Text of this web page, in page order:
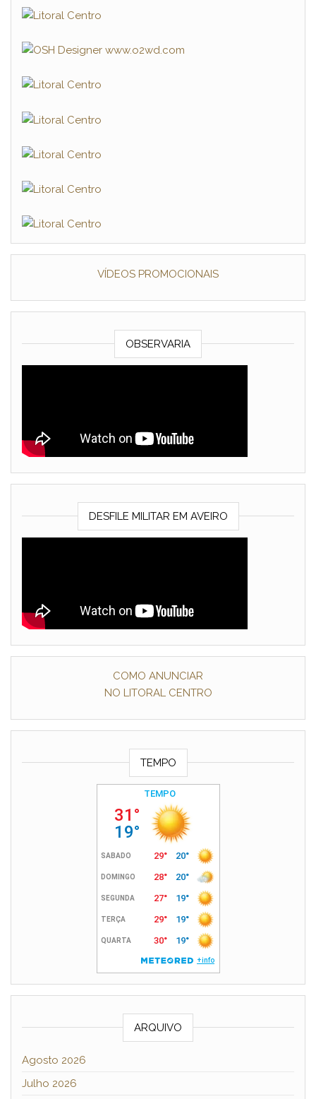
VÍDEOS PROMOCIONAIS
OBSERVARIA
DESFILE MILITAR EM AVEIRO
COMO ANUNCIAR
NO LITORAL CENTRO
TEMPO
ARQUIVO
Agosto 2026
Julho 2026